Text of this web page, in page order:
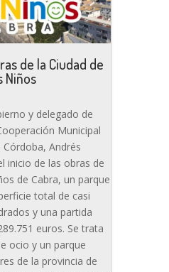
de la Ciudad de
Niños
y delegado de
Municipal
Andrés
inicio de las obras de
de Cabra, un parque
total de casi
y una partida
euros. Se trata
ocio y un parque
de la provincia de